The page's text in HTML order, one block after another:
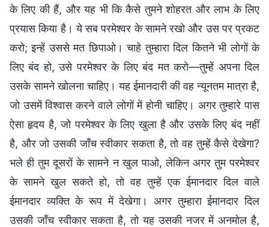
के लिए की हैं, और यह भी कि कैसे तुमने शोहरत और लाभ के लिए
प्रयास किया है। ये सब परमेश्वर के सामने रखो और उस पर प्रकट
करो; इन्हें उससे मत छिपाओ। चाहे तुम्हारा दिल कितने भी लोगों के
लिए बंद हो, उसे परमेश्वर के लिए बंद मत करो—तुम्हें अपना दिल
उसके सामने खोलना चाहिए। यह ईमानदारी की वह न्यूनतम मात्रा है,
जो उसमें विश्वास करने वाले लोगों में होनी चाहिए। अगर तुम्हारे पास
ऐसा हृदय है, जो परमेश्वर के लिए खुला है और उसके लिए बंद नहीं
है, और जो उसकी जाँच स्वीकार सकता है, तो वह तुम्हें कैसे देखेगा?
भले ही तुम दूसरों के सामने न खुल पाओ, लेकिन अगर तुम परमेश्वर
के सामने खुल सकते हो, तो वह तुम्हें एक ईमानदार दिल वाले
ईमानदार व्यक्ति के रूप में देखेगा। अगर तुम्हारा ईमानदार दिल
उसकी जाँच स्वीकार सकता है, तो यह उसकी नजर में अनमोल है,